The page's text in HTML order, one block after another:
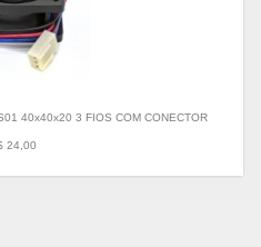
40x40x20 3 FIOS COM CONECTOR
24,00